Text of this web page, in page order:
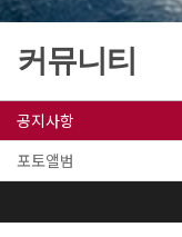
커뮤니티
공지사항
포토앨범